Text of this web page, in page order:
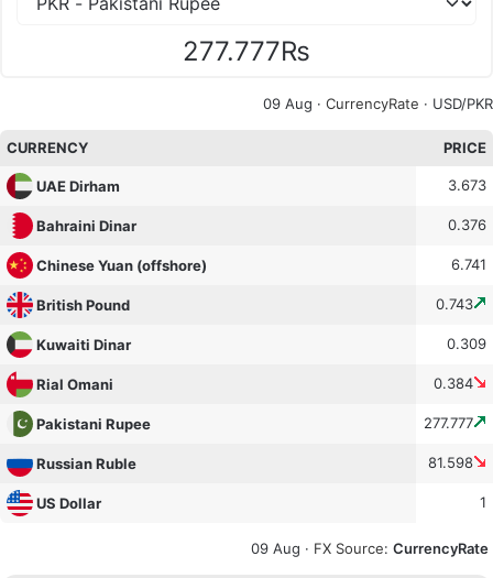
277.777₨
09 Aug · CurrencyRate · USD/PKR
CURRENCY PRICE
UAE Dirham 3.673
Bahraini Dinar 0.376
Chinese Yuan (offshore) 6.741
British Pound 0.743
Kuwaiti Dinar 0.309
Rial Omani 0.384
Pakistani Rupee 277.777
Russian Ruble 81.598
US Dollar 1
09 Aug · FX Source: CurrencyRate